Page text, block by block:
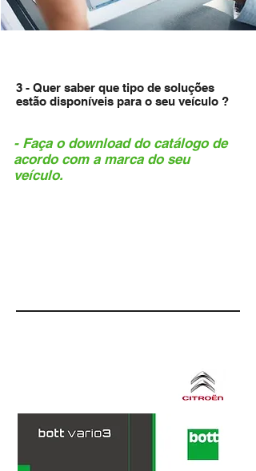
3 - Quer saber que tipo de soluções
estão disponíveis para o seu veículo ?
- Faça o download do catálogo de
acordo com a marca do seu
veículo.